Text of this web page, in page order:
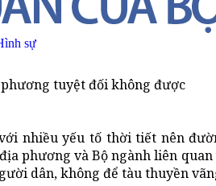
sự
tuyệt đối không được
nhiều yếu tố thời tiết nên
phương và Bộ ngành liên
dân, không để tàu thuyền